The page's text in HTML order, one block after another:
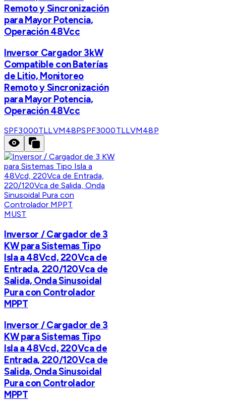
Remoto y Sincronización
para Mayor Potencia,
Operación 48Vcc
Inversor Cargador 3kW
Compatible con Baterías
de Litio, Monitoreo
Remoto y Sincronización
para Mayor Potencia,
Operación 48Vcc
SPF3000TLLVM48PSPF3000TLLVM48P
MUST
Inversor / Cargador de 3
KW para Sistemas Tipo
Isla a 48Vcd, 220Vca de
Entrada, 220/120Vca de
Salida, Onda Sinusoidal
Pura con Controlador
MPPT
Inversor / Cargador de 3
KW para Sistemas Tipo
Isla a 48Vcd, 220Vca de
Entrada, 220/120Vca de
Salida, Onda Sinusoidal
Pura con Controlador
MPPT